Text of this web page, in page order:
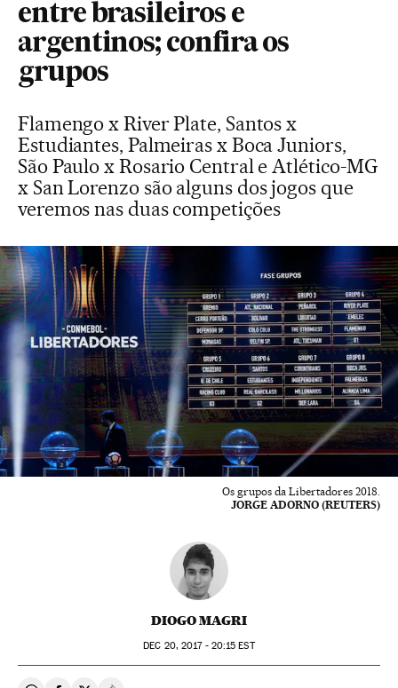
entre brasileiros e
argentinos; confira os
grupos
Flamengo x River Plate, Santos x
Estudiantes, Palmeiras x Boca Juniors,
São Paulo x Rosario Central e Atlético-MG
x San Lorenzo são alguns dos jogos que
veremos nas duas competições
Os grupos da Libertadores 2018.
JORGE ADORNO (REUTERS)
DIOGO MAGRI
DEC 20, 2017 - 20:15 EST